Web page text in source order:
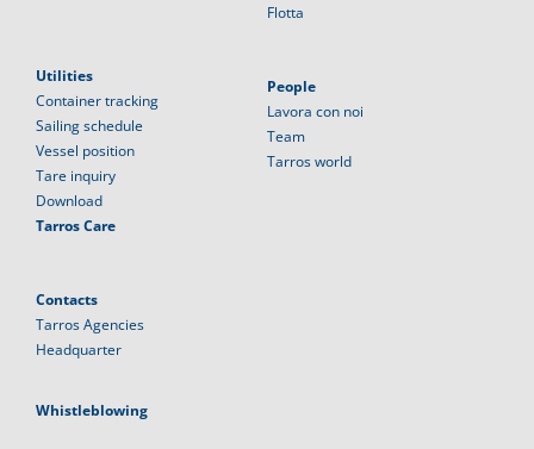
Flotta
Utilities
Container tracking
Sailing schedule
Vessel position
Tare inquiry
Download
Tarros Care
People
Lavora con noi
Team
Tarros world
Contacts
Tarros Agencies
Headquarter
Whistleblowing